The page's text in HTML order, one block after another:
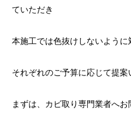
ていただき
本施工では色抜けしないように
それぞれのご予算に応じて提案
まずは、カビ取り専門業者へお